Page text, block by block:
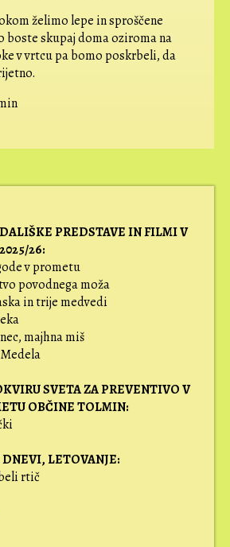
PREDSTAVE IN FILMI V
26:
v prometu
povodnega moža
in trije medvedi
majhna miš
SVETA ZA PREVENTIVO V
OBČINE TOLMIN:
DNEVI,LETOVANJE:
rtič
želimo lepe in sproščene
boste skupaj doma oziroma na
v vrtcu pa bomo poskrbeli, da